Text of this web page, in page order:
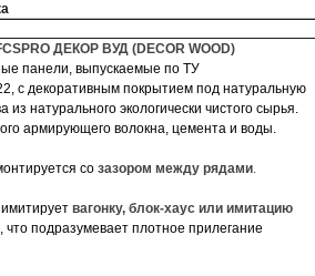
ДЕКОР ВУД (DECOR WOOD)
панели, выпускаемые по ТУ
с декоративным покрытием под натуральную
натурального экологически чистого сырья.
армирующего волокна, цемента и воды.
со зазором между рядами.
вагонку, блок-хаус или имитацию
что подразумевает плотное прилегание